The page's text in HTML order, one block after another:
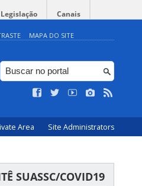
Legislação Canais
MAPA DO SITE
Area Site Administrators
SUASSC/COVID19